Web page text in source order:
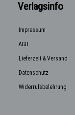
Verlagsinfo
Impressum
AGB
Lieferzeit & Versand
Datenschutz
Widerrufsbelehrung